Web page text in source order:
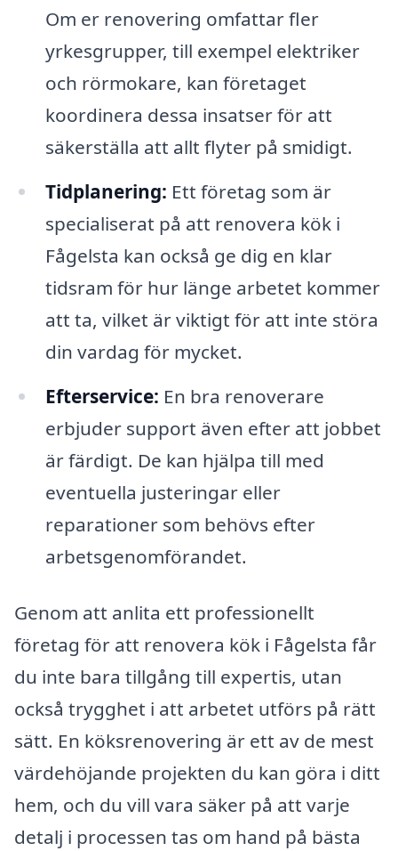
Om er renovering omfattar fler
yrkesgrupper, till exempel elektriker
och rörmokare, kan företaget
koordinera dessa insatser för att
säkerställa att allt flyter på smidigt.
Tidplanering: Ett företag som är
specialiserat på att renovera kök i
Fågelsta kan också ge dig en klar
tidsram för hur länge arbetet kommer
att ta, vilket är viktigt för att inte störa
din vardag för mycket.
Efterservice: En bra renoverare
erbjuder support även efter att jobbet
är färdigt. De kan hjälpa till med
eventuella justeringar eller
reparationer som behövs efter
arbetsgenomförandet.
Genom att anlita ett professionellt
företag för att renovera kök i Fågelsta får
du inte bara tillgång till expertis, utan
också trygghet i att arbetet utförs på rätt
sätt. En köksrenovering är ett av de mest
värdehöjande projekten du kan göra i ditt
hem, och du vill vara säker på att varje
detalj i processen tas om hand på bästa